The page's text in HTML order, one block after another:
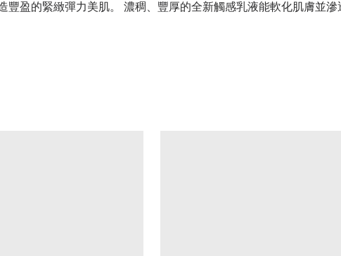
豐盈的緊緻彈力美肌。 濃稠、豐厚的全新觸感乳液能軟化肌膚並